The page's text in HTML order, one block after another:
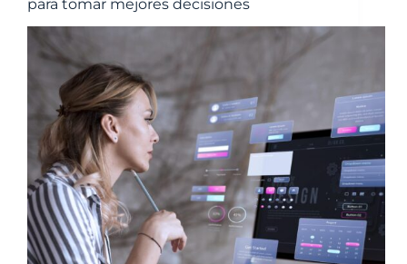
para tomar mejores decisiones